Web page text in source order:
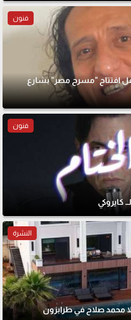
فنون
افتتاح "مسرح مصر" بشارع
فنون
كايروكي
النشرة